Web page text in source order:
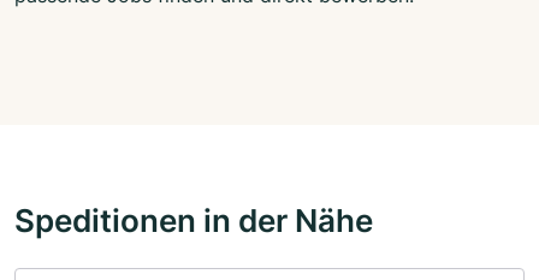
Speditionen in der Nähe